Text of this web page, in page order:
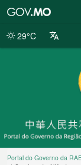
da
29°C
Portal do Governo da